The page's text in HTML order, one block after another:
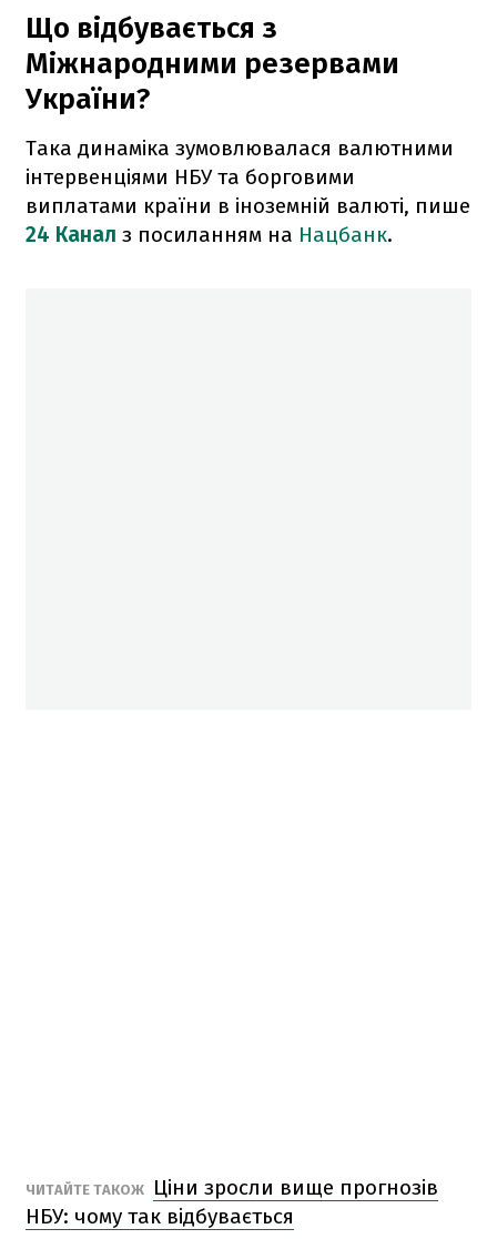
Що відбувається з
Міжнародними резервами
України?
Така динаміка зумовлювалася валютними
інтервенціями НБУ та борговими
виплатами країни в іноземній валюті, пише
24 Канал з посиланням на Нацбанк.
ЧИТАЙТЕ ТАКОЖ
Ціни зросли вище прогнозів
НБУ: чому так відбувається